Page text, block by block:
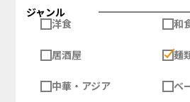
ジャンル
洋食
和
居酒屋 麺
中華・アジア ベ